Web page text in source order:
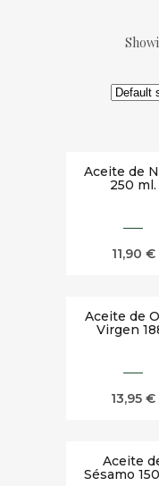
Aceite de
250 ml.
11,90 €
Aceite de
Virgen
13,95 €
Aceite
Sésamo